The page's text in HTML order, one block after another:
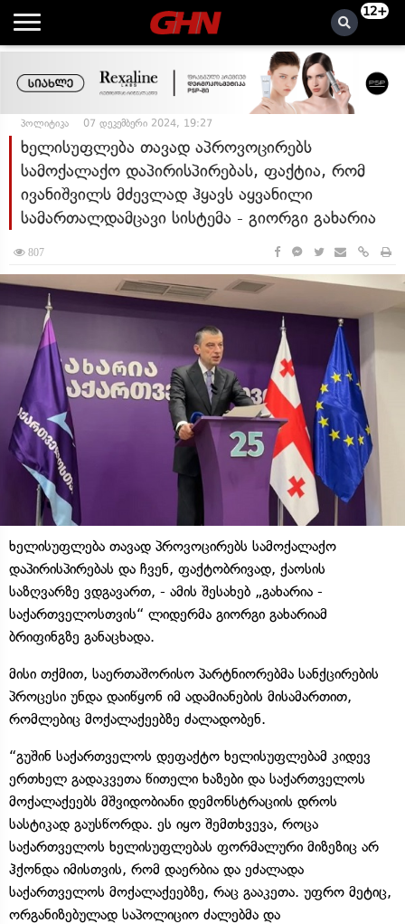
12+
პოლიტიკა 07 დეკემბერი 2024, 19:27
ხელისუფლება თავად აპროვოცირებს
სამოქალაქო დაპირისპირებას, ფაქტია, რომ
ივანიშვილს მძევლად ჰყავს აყვანილი
სამართალდამცავი სისტემა - გიორგი გახარია
807
ხელისუფლება თავად პროვოცირებს სამოქალაქო
დაპირისპირებას და ჩვენ, ფაქტობრივად, ქაოსის
საზღვარზე ვდგავართ, - ამის შესახებ „გახარია -
საქართველოსთვის“ ლიდერმა გიორგი გახარიამ
ბრიფინგზე განაცხადა.
მისი თქმით, საერთაშორისო პარტნიორებმა სანქცირების
პროცესი უნდა დაიწყონ იმ ადამიანების მისამართით,
რომლებიც მოქალაქეებზე ძალადობენ.
“გუშინ საქართველოს დეფაქტო ხელისუფლებამ კიდევ
ერთხელ გადაკვეთა წითელი ხაზები და საქართველოს
მოქალაქეებს მშვიდობიანი დემონსტრაციის დროს
სასტიკად გაუსწორდა. ეს იყო შემთხვევა, როცა
საქართველოს ხელისუფლებას ფორმალური მიზეზიც არ
ჰქონდა იმისთვის, რომ დაერბია და ეძალადა
საქართველოს მოქალაქეებზე, რაც გააკეთა. უფრო მეტიც,
ორგანიზებულად საპოლიციო ძალებმა და